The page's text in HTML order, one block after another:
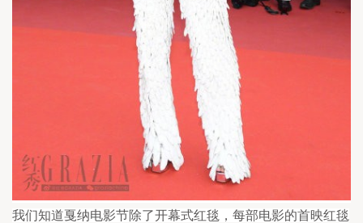
我们知道戛纳电影节除了开幕式红毯，每部电影的首映红毯